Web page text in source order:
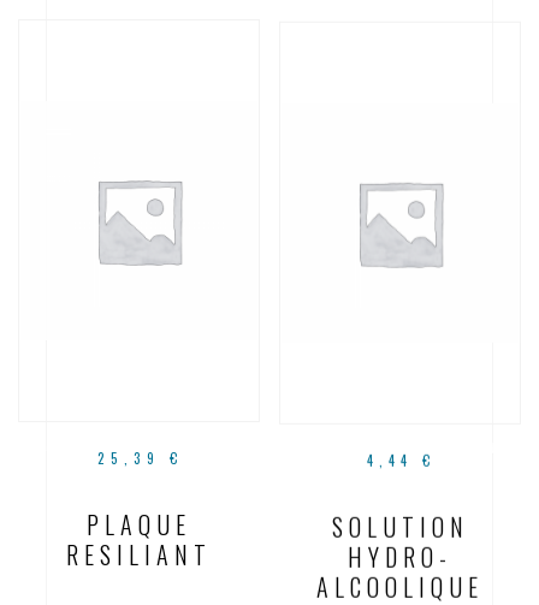
25,39 €
PLAQUE
RESILIANT
4,44€
SOLUTION
HYDRO-
ALCOOLIQUE